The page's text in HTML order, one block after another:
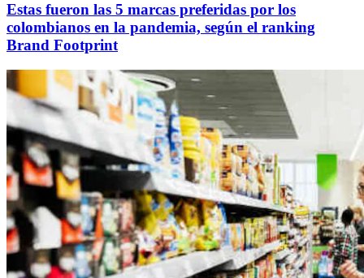
Estas fueron las 5 marcas preferidas por los
colombianos en la pandemia, según el ranking
Brand Footprint